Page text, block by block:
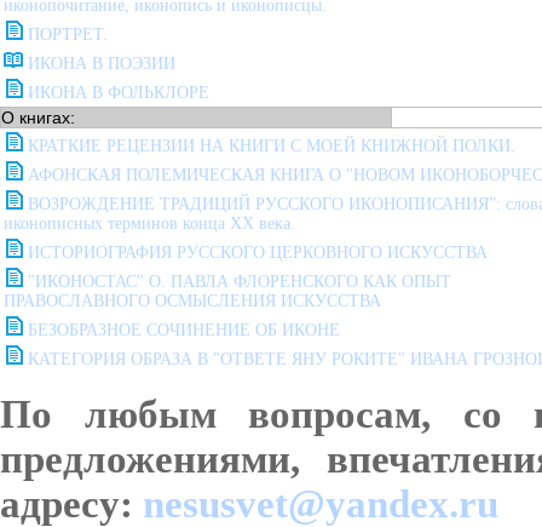
иконопочитание, иконопись и иконописцы.
ПОРТРЕТ.
ИКОНА В ПОЭЗИИ
ИКОНА В ФОЛЬКЛОРЕ
О книгах:
КРАТКИЕ РЕЦЕНЗИИ НА КНИГИ С МОЕЙ КНИЖНОЙ ПОЛКИ.
АФОНСКАЯ ПОЛЕМИЧЕСКАЯ КНИГА О "НОВОМ
ВОЗРОЖДЕНИЕ ТРАДИЦИЙ РУССКОГО ИКОНОПИСАНИЯ”:
иконописных терминов конца ХХ века.
ИСТОРИОГРАФИЯ РУССКОГО ЦЕРКОВНОГО ИСКУССТВА
"ИКОНОСТАС" О. ПАВЛА ФЛОРЕНСКОГО КАК ОПЫТ
ПРАВОСЛАВНОГО ОСМЫСЛЕНИЯ ИСКУССТВА
БЕЗОБРАЗНОЕ СОЧИНЕНИЕ ОБ ИКОНЕ
КАТЕГОРИЯ ОБРАЗА В "ОТВЕТЕ ЯНУ РОКИТЕ" ИВАНА
По любым вопросам, со
предложениями,
адресу: nesusvet@yandex.ru